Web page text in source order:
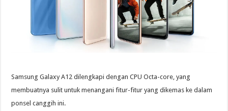
Samsung Galaxy A12 dilengkapi dengan CPU Octa-core, yang
membuatnya sulit untuk menangani fitur-fitur yang dikemas ke dalam
ponsel canggih ini.